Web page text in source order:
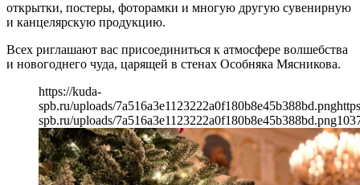
открытки, постеры, фоторамки и многую другую сувенирную
и канцелярскую продукцию.
Всех риглашают вас присоединиться к атмосфере волшебства
и новогоднего чуда, царящей в стенах Особняка Мясникова.
https://kuda-
spb.ru/uploads/7a516a3e1123222a0f180b8e45b388bd.png
spb.ru/uploads/7a516a3e1123222a0f180b8e45b388bd.png